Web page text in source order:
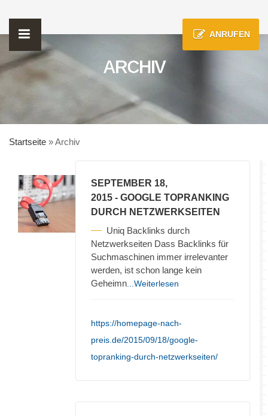
ANRUFEN
ARCHIV
Startseite »Archiv
SEPTEMBER 18,
2015 - GOOGLE TOPRANKING
DURCH NETZWERKSEITEN
Uniq Backlinks durch
Netzwerkseiten Dass Backlinks für
Suchmaschinen immer irrelevanter
werden, ist schon lange kein
Geheimn ...Weiterlesen
https://homepage-nach-
preis.de/2015/09/18/google-
topranking-durch-netzwerkseiten/